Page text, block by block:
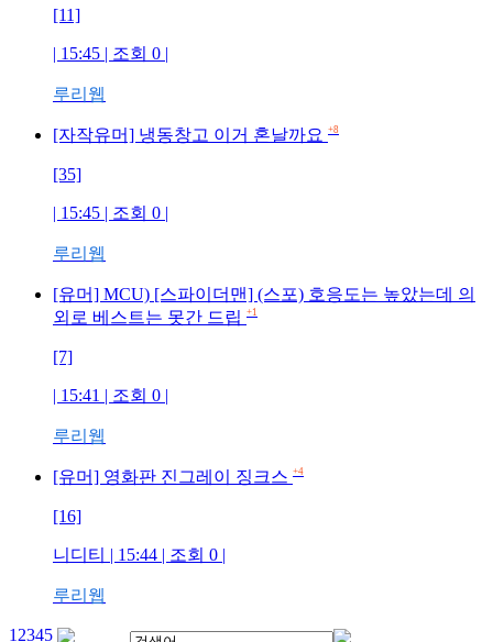
[11]
| 15:45 | 조회 0 |
루리웹
[자작유머] 냉동창고 이거 혼날까요 +8
[35]
| 15:45 | 조회 0 |
루리웹
[유머] MCU) [스파이더맨] (스포) 호응도는 높았는데 의
외로 베스트는 못간 드립 +1
[7]
| 15:41 | 조회 0 |
루리웹
[유머] 영화판 진그레이 징크스 +4
[16]
니디티 | 15:44 | 조회 0 |
루리웹
1 2345